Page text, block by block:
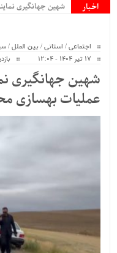
اخبار
شهین جهانگیری
اجتماعی/ استانی/بین الملل/
شهین جهانگیری
عملیات بهسازی